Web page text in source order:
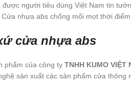
người tiêu dùng Việt Nam tin
nhựa abs chống mối mọt thời
cửa nhựa abs
phẩm của công ty TNHH KUMO VIỆT
sản xuất các sản phẩm cửa thông